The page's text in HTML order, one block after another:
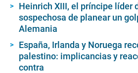
Heinrich XIII, el príncipe líder
sospechosa de planear un
Alemania
España, Irlanda y Noruega
palestino: implicancias y
contra